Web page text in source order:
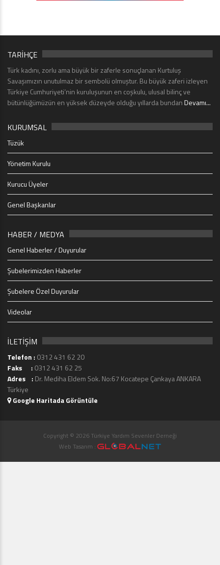
TARİHÇE
Türk kadını, zorlu ama büyük bir zaferle sonuçlanan Kurtuluş
Savaşımızın unutulmaz bir sembolü olmuştur. Bu büyük zaferi izleyen
Türkiye Cumhuriyeti’nin kuruluşunun en coşkulu, ulusal bilinç ve
bütünlüğümüzün en yüksek düzeyde olduğu yıllarda bundanDevamı...
KURUMSAL
Tüzük
Yönetim Kurulu
Kurucu Üyeler
Genel Başkanlar
HABER / MEDYA
Genel Haberler / Duyurular
Şubelerimizden Haberler
Şubelere Özel Duyurular
Videolar
İLETİŞİM
Telefon : 0312 431 62 20
Faks : 0312 431 62 25
Adres : Dr. Mediha Eldem Sok. No:67 Kocatepe Çankaya ANKARA
Türkiye
Google Haritada Görüntüle
Copyright © 2026 Türkiye Yardım Sevenler Derneği
Web Tasarım :